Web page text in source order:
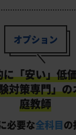
オプション
に「安い」低
対策専門」
庭教師
必要な全科目の